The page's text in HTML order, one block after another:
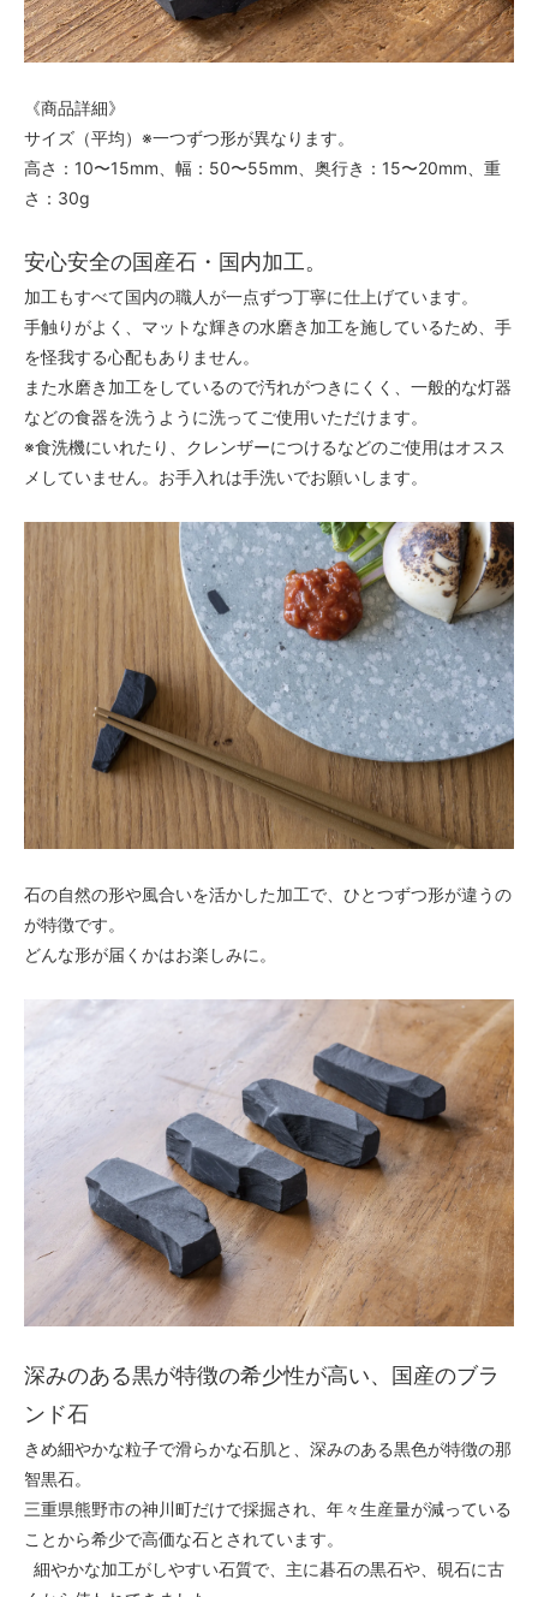
《商品詳細》
サイズ（平均）※一つずつ形が異なります。
高さ：10〜15mm、幅：50〜55mm、奥行き：15〜20mm、重
さ：30g
安心安全の国産石・国内加工。
加工もすべて国内の職人が一点ずつ丁寧に仕上げています。
手触りがよく、マットな輝きの水磨き加工を施しているため、手
を怪我する心配もありません。
また水磨き加工をしているので汚れがつきにくく、一般的な灯器
などの食器を洗うように洗ってご使用いただけます。
※食洗機にいれたり、クレンザーにつけるなどのご使用はオスス
メしていません。お手入れは手洗いでお願いします。
石の自然の形や風合いを活かした加工で、ひとつずつ形が違うの
が特徴です。
どんな形が届くかはお楽しみに。
深みのある黒が特徴の希少性が高い、国産のブラ
ンド石
きめ細やかな粒子で滑らかな石肌と、深みのある黒色が特徴の那
智黒石。
三重県熊野市の神川町だけで採掘され、年々生産量が減っている
ことから希少で高価な石とされています。
細やかな加工がしやすい石質で、主に碁石の黒石や、硯石に古